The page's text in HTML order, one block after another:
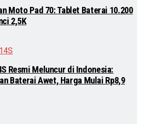
Moto Pad 70: Tablet Baterai 10.200
2,5K
Resmi Meluncur di Indonesia:
Baterai Awet, Harga Mulai Rp8,9